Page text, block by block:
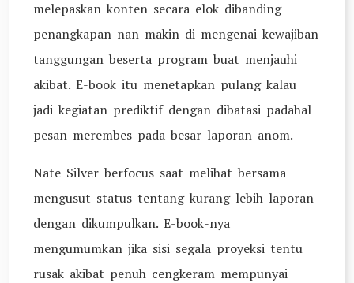
melepaskan konten secara elok dibanding
penangkapan nan makin di mengenai kewajiban
tanggungan beserta program buat menjauhi
akibat. E-book itu menetapkan pulang kalau
jadi kegiatan prediktif dengan dibatasi padahal
pesan merembes pada besar laporan anom.
Nate Silver berfocus saat melihat bersama
mengusut status tentang kurang lebih laporan
dengan dikumpulkan. E-book-nya
mengumumkan jika sisi segala proyeksi tentu
rusak akibat penuh cengkeram mempunyai